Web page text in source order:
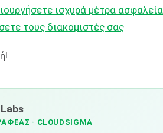
ισχυρά μέτρα
τους διακομιστές σας
· CLOUDSIGMA